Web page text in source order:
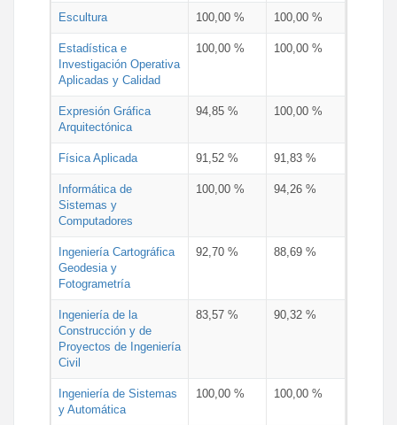
Escultura 100,00 % 100,00 %
Estadística e
Investigación Operativa
Aplicadas y Calidad
100,00 % 100,00 %
Expresión Gráfica
Arquitectónica
94,85 % 100,00 %
Física Aplicada 91,52 % 91,83 %
Informática de
Sistemas y
Computadores
100,00 % 94,26 %
Ingeniería Cartográfica
Geodesia y
Fotogrametría
92,70 % 88,69 %
Ingeniería de la
Construcción y de
Proyectos de Ingeniería
Civil
83,57 % 90,32 %
Ingeniería de Sistemas
y Automática
100,00 % 100,00 %